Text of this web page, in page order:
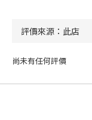
尚未有任何評價